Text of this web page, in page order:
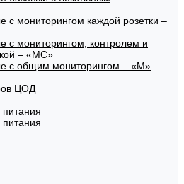
с мониторингом каждой розетки –
с мониторингом, контролем и
– «МС»
с общим мониторингом – «М»
ЦОД
питания
питания